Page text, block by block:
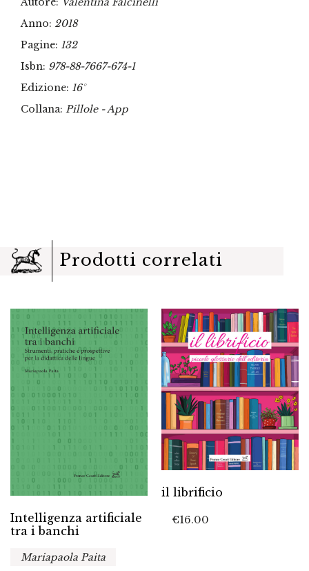
Anno: 2018
Pagine: 132
Isbn: 978-88-7667-674-1
Edizione: 16°
Collana: Pillole - App
Prodotti correlati
Intelligenza artificiale
tra i banchi
Mariapaola Paita
il librificio
€16.00